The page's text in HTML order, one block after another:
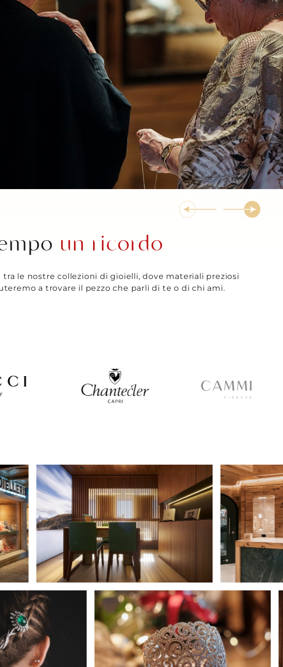
un ricordo
le nostre collezioni di gioielli, dove materiali preziosi
a trovare il pezzo che parli di te o di chi ami.